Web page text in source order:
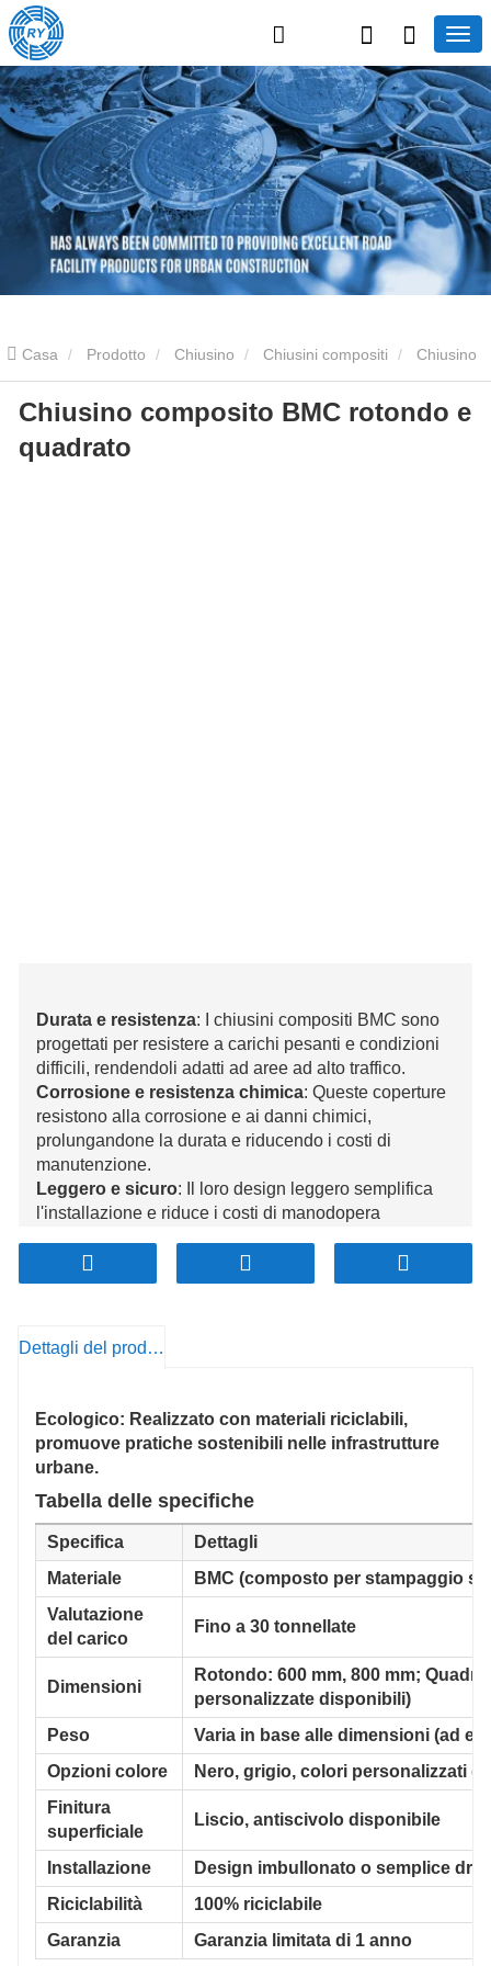
Casa Prodotto Chiusino Chiusini compositi
composito BMC rotondo e quadrato
Chiusino composito BMC rotondo e
quadrato
Durata e resistenza: I chiusini compositi BMC sono
progettati per resistere a carichi pesanti e condizioni
difficili, rendendoli adatti ad aree ad alto traffico.
Corrosione e resistenza chimica: Queste coperture
resistono alla corrosione e ai danni chimici,
prolungandone la durata e riducendo i costi di
manutenzione.
Leggero e sicuro: Il loro design leggero semplifica
l'installazione e riduce i costi di manodopera
Personalizzazione estetica
: Disponibili in varie
forme, dimensioni e colori, le coperture BMC possono
Non conduttivo ed ecologico
realizzate con materiali riciclati.
Dettagli del prodotto
Ecologico: Realizzato con materiali riciclabili,
promuove pratiche sostenibili nelle infrastrutture
urbane.
Tabella delle specifiche
Specifica
Dettagli
Materiale
BMC (composto per stampaggio
Valutazione
del carico
Fino a 30 tonnellate
Dimensioni
Rotondo: 600 mm, 800 mm;
personalizzate disponibili)
Peso
Varia in base alle dimensioni (ad
Opzioni colore
Nero, grigio, colori personalizzati
Finitura
superficiale
Liscio, antiscivolo disponibile
Installazione
Design imbullonato o semplice
Riciclabilità
100% riciclabile
Garanzia
Garanzia limitata di 1 anno